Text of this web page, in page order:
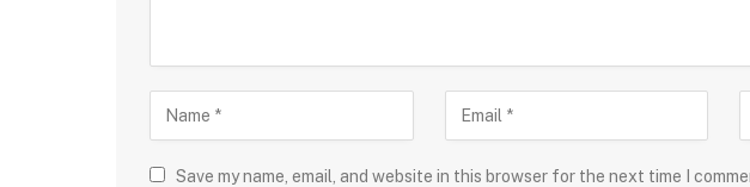
Save my name, email, and website in this browser for the next time I